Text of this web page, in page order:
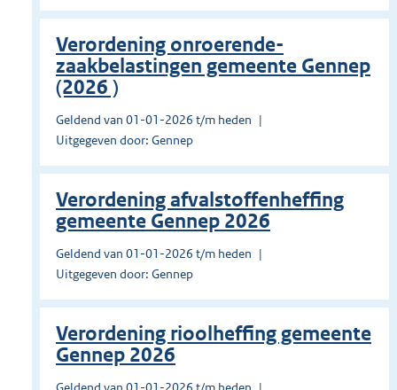
Verordening onroerende-
zaakbelastingen gemeente Gennep
(2026 )
Geldend van 01-01-2026 t/m heden
Uitgegeven door: Gennep
Verordening afvalstoffenheffing
gemeente Gennep 2026
Geldend van 01-01-2026 t/m heden
Uitgegeven door: Gennep
Verordening rioolheffing gemeente
Gennep 2026